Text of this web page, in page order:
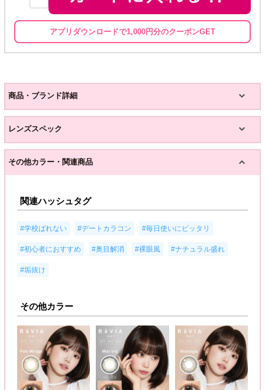
アプリダウンロードで1,000円分のクーポンGET
商品・ブランド詳細
レンズスペック
その他カラー・関連商品
関連ハッシュタグ
#学校ばれない #デートカラコン #毎日使いにピッタリ
#初心者におすすめ #奥目解消 #裸眼風 #ナチュラル盛れ
#垢抜け
その他カラー